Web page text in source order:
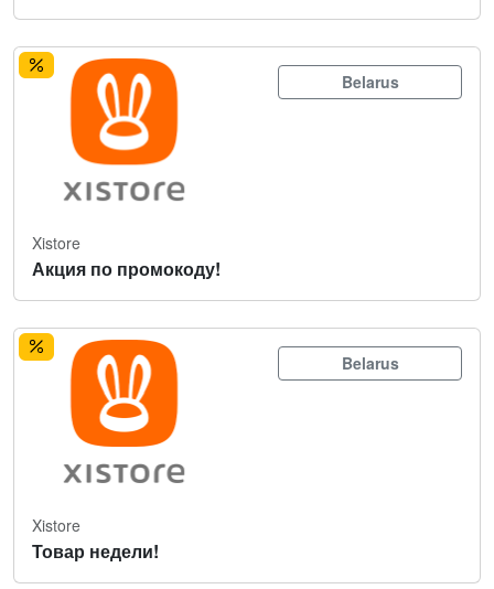
Belarus
Xistore
Акция по промокоду!
Belarus
Xistore
Товар недели!